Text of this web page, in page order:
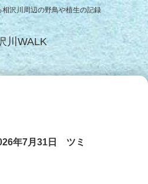
沢川周辺の野鳥や植生の記録
川WALK
年7月31日 ツミ